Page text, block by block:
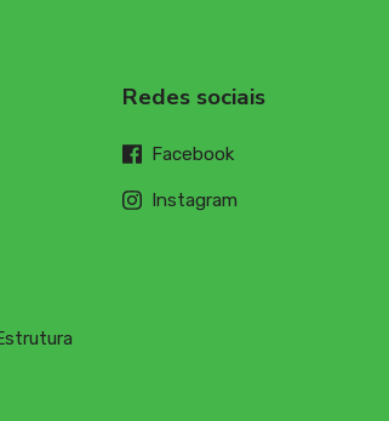
Redes sociais
Facebook
Instagram